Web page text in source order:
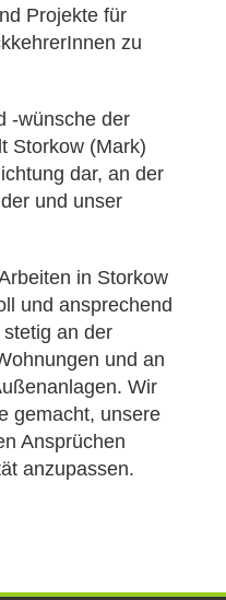
Projekte für
zu
-wünsche der
Storkow (Mark)
dar, an der
und unser
in Storkow
und ansprechend
an der
und an
Wir
gemacht, unsere
Ansprüchen
anzupassen.